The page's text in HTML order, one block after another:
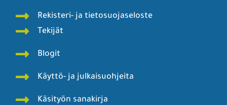
Rekisteri- ja tietosuojaseloste
Tekijät
Blogit
Käyttö- ja julkaisuohjeita
Käsityön sanakirja